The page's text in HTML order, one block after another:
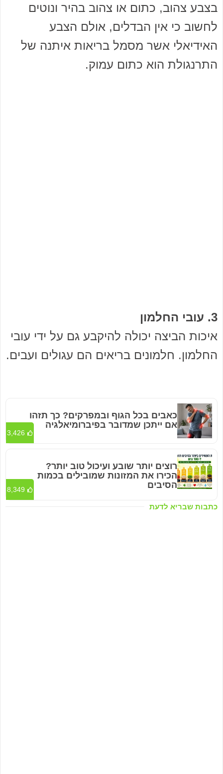
בצבע צהוב, כתום או צהוב בהיר ונוטים
לחשוב כי אין הבדלים, אולם הצבע
האידיאלי אשר מסמל בריאות איתנה של
התרנגולת הוא כתום עמוק.
3. עובי החלמון
איכות הביצה יכולה להיקבע גם על ידי עובי
החלמון. חלמונים בריאים הם עגולים ועבים.
כתבות שבריא לדעת
כאבים בכל הגוף ובמפרקים? כך תזהו
אם ייתכן שמדובר בפיברומיאלגיה
3,426
רוצים יותר שובע ועיכול טוב יותר?
הכירו את המזונות שמובילים בכמות
הסיבים
8,349